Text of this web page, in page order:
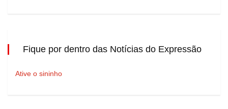
Fique por dentro das Notícias do Expressão
Ative o sininho